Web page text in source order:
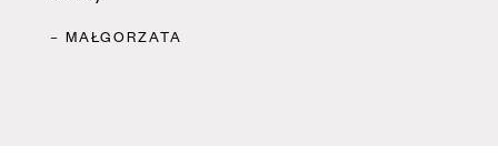
– MAŁGORZATA